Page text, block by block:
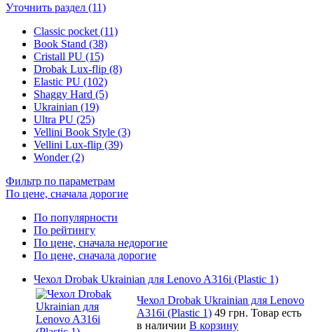
Уточнить раздел (11)
Classic pocket (11)
Book Stand (38)
Cristall PU (15)
Drobak Lux-flip (8)
Elastic PU (102)
Shaggy Hard (5)
Ukrainian (19)
Ultra PU (25)
Vellini Book Style (3)
Vellini Lux-flip (39)
Wonder (2)
Фильтр по параметрам
По цене, сначала дорогие
По популярности
По рейтингу
По цене, сначала недорогие
По цене, сначала дорогие
Чехол Drobak Ukrainian для Lenovo A316i (Plastic 1)
Чехол Drobak Ukrainian для Lenovo
A316i (Plastic 1) 49 грн. Товар есть
в наличии В корзину